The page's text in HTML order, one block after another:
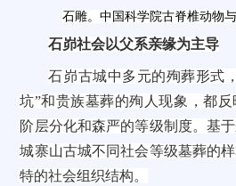
石雕。中国科学院古脊椎动物
石峁社会以父系亲缘为主导
石峁古城中多元的殉葬形式
坑”和贵族墓葬的殉人现象，都
阶层分化和森严的等级制度。基
城寨山古城不同社会等级墓葬的
特的社会组织结构。